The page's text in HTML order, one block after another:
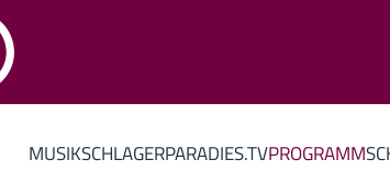
MUSIKSCHLAGERPARADIES.TVPROGRAMM